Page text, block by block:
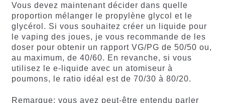
Vous devez maintenant décider dans quelle
proportion mélanger le propylène glycol et le
glycérol. Si vous souhaitez créer un liquide pour
le vaping des joues, je vous recommande de les
doser pour obtenir un rapport VG/PG de 50/50 ou,
au maximum, de 40/60. En revanche, si vous
utilisez le e-liquide avec un atomiseur à
poumons, le ratio idéal est de 70/30 à 80/20.
Remarque: vous avez peut-être entendu parler